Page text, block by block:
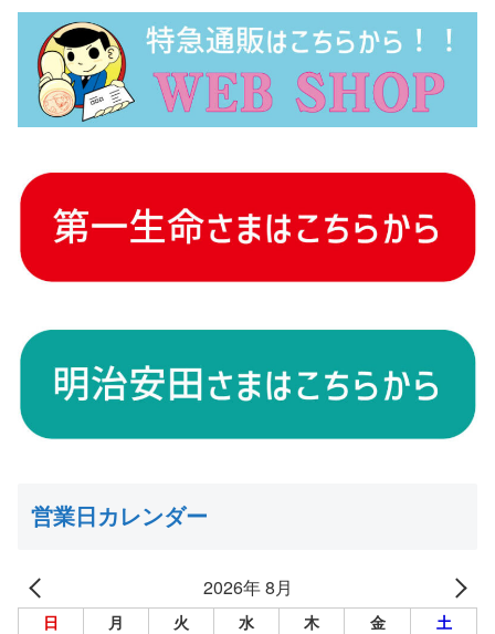
営業日カレンダー
2026年 8月
日 月 火 水 木 金 土